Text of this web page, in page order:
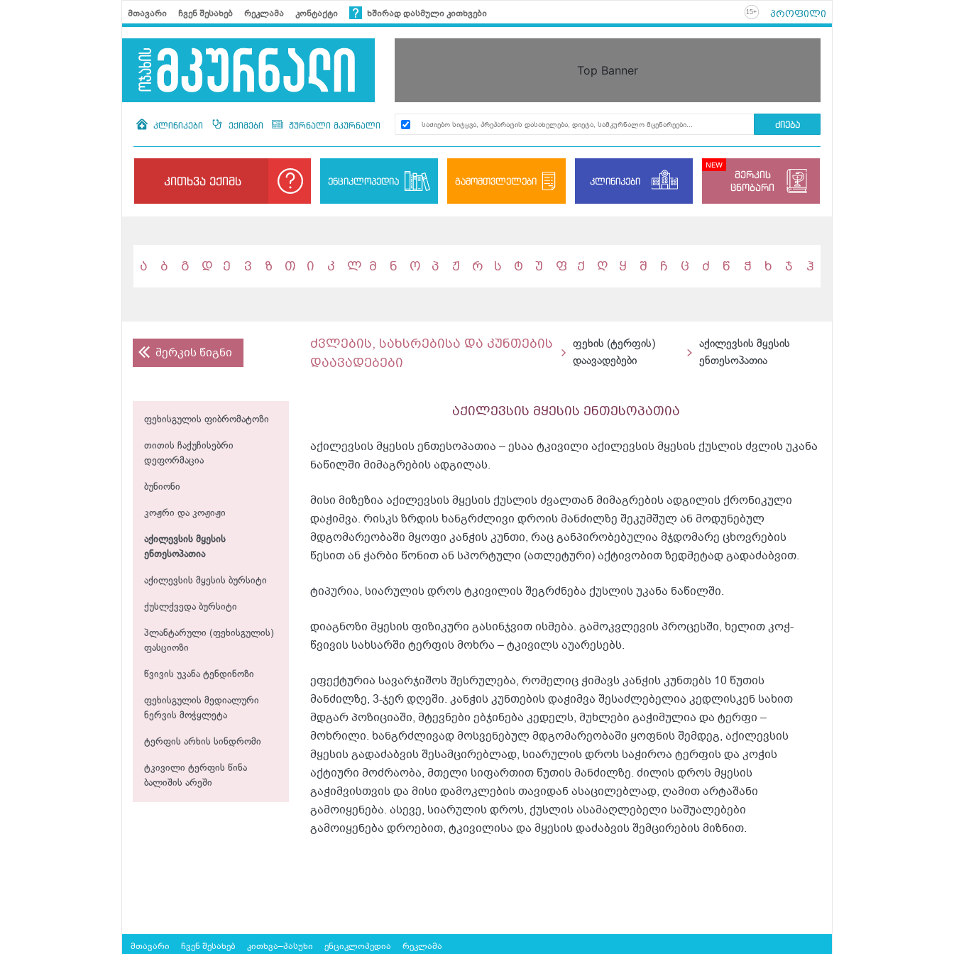
მთავარი ჩვენ შესახებ რეკლამა კონტაქტი ხშირად დასმული კითხვები 15+ პროფილი
Top Banner
კლინიკები ექიმები ჟურნალი მკურნალი
კითხვა ექიმს ენციკლოპედია გამომთვლელები კლინიკები
მერკის
ცნობარი
ა ბ გ დ ე ვ ზ თ ი კ ლ მ ნ ო პ ჟ რ ს ტ უ ფ ქ ღ ყ შ ჩ ც ძ წ ჭ ხ ჯ ჰ
მერკის წიგნი
ფეხისგულის ფიბრომატოზი
თითის ჩაქუჩისებრი
დეფორმაცია
ბუნიონი
კოჟრი და კოჟიჟი
აქილევსის მყესის
ენთესოპათია
აქილევსის მყესის ბურსიტი
ქუსლქვედა ბურსიტი
პლანტარული (ფეხისგულის)
ფასციოზი
წვივის უკანა ტენდინოზი
ფეხისგულის მედიალური
ნერვის მოჭყლეტა
ტერფის არხის სინდრომი
ტკივილი ტერფის წინა
ბალიშის არეში
ძვლების, სახსრებისა და კუნთების
დაავადებები
ფეხის (ტერფის)
დაავადებები
აქილევსის მყესის
ენთესოპათია
აქილევსის მყესის ენთესოპათია
აქილევსის მყესის ენთესოპათია – ესაა ტკივილი აქილევსის მყესის ქუსლის ძვლის უკანა
ნაწილში მიმაგრების ადგილას.
მისი მიზეზია აქილევსის მყესის ქუსლის ძვალთან მიმაგრების ადგილის ქრონიკული
დაჭიმვა. რისკს ზრდის ხანგრძლივი დროის მანძილზე შეკუმშულ ან მოდუნებულ
მდგომარეობაში მყოფი კანჭის კუნთი, რაც განპირობებულია მჯდომარე ცხოვრების
წესით ან ჭარბი წონით ან სპორტული (ათლეტური) აქტივობით ზედმეტად გადაძაბვით.
ტიპურია, სიარულის დროს ტკივილის შეგრძნება ქუსლის უკანა ნაწილში.
დიაგნოზი მყესის ფიზიკური გასინჯვით ისმება. გამოკვლევის პროცესში, ხელით კოჭ-
წვივის სახსარში ტერფის მოხრა – ტკივილს აუარესებს.
ეფექტურია სავარჯიშოს შესრულება, რომელიც ჭიმავს კანჭის კუნთებს 10 წუთის
მანძილზე, 3-ჯერ დღეში. კანჭის კუნთების დაჭიმვა შესაძლებელია კედლისკენ სახით
მდგარ პოზიციაში, მტევნები ებჯინება კედელს, მუხლები გაჭიმულია და ტერფი –
მოხრილი. ხანგრძლივად მოსვენებულ მდგომარეობაში ყოფნის შემდეგ, აქილევსის
მყესის გადაძაბვის შესამცირებლად, სიარულის დროს საჭიროა ტერფის და კოჭის
აქტიური მოძრაობა, მთელი სიფართით წუთის მანძილზე. ძილის დროს მყესის
გაჭიმვისთვის და მისი დამოკლების თავიდან ასაცილებლად, ღამით არტაშანი
გამოიყენება. ასევე, სიარულის დროს, ქუსლის ასამაღლებელი საშუალებები
გამოიყენება დროებით, ტკივილისა და მყესის დაძაბვის შემცირების მიზნით.
მთავარი ჩვენ შესახებ კითხვა–პასუხი ენციკლოპედია რეკლამა